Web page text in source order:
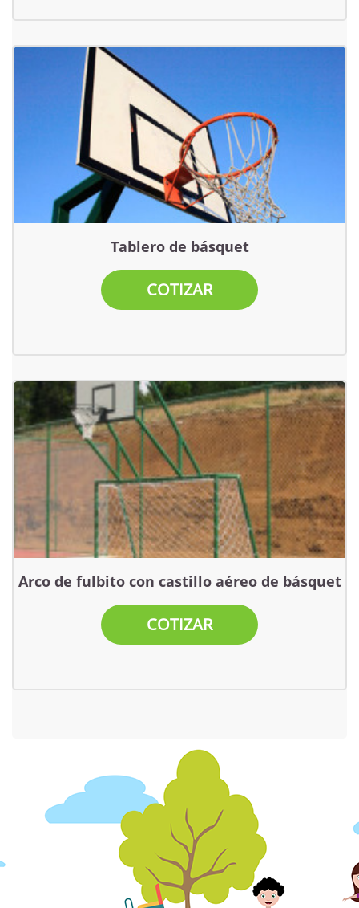
Tablero de básquet
COTIZAR
Arco de fulbito con castillo aéreo de básquet
COTIZAR